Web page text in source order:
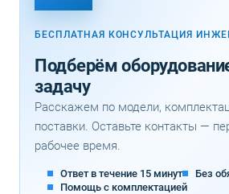
БЕСПЛАТНАЯ КОНСУЛЬТАЦИЯ
Подберём
задачу
Расскажем по модели,
поставки. Оставьте контакты —
рабочее время.
Ответ в течение 15 минут
Без
Помощь с комплектацией